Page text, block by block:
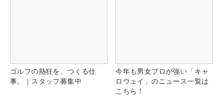
ゴルフの熱狂を、つくる仕
事。｜スタッフ募集中
今年も男女プロが強い「キャ
ロウェイ」のニュース一覧は
こちら！